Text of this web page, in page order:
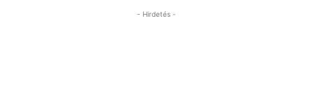
- Hirdetés -